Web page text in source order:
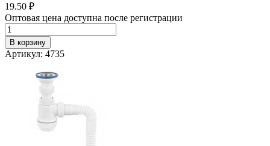
19.50 ₽
Оптовая цена доступна после регистрации
В корзину
Артикул: 4735